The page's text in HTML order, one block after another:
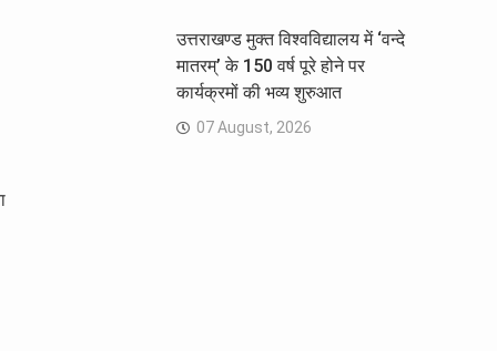
उत्तराखण्ड मुक्त विश्वविद्यालय में ‘वन्दे
मातरम्’ के 150 वर्ष पूरे होने पर
कार्यक्रमों की भव्य शुरुआत
07 August, 2026